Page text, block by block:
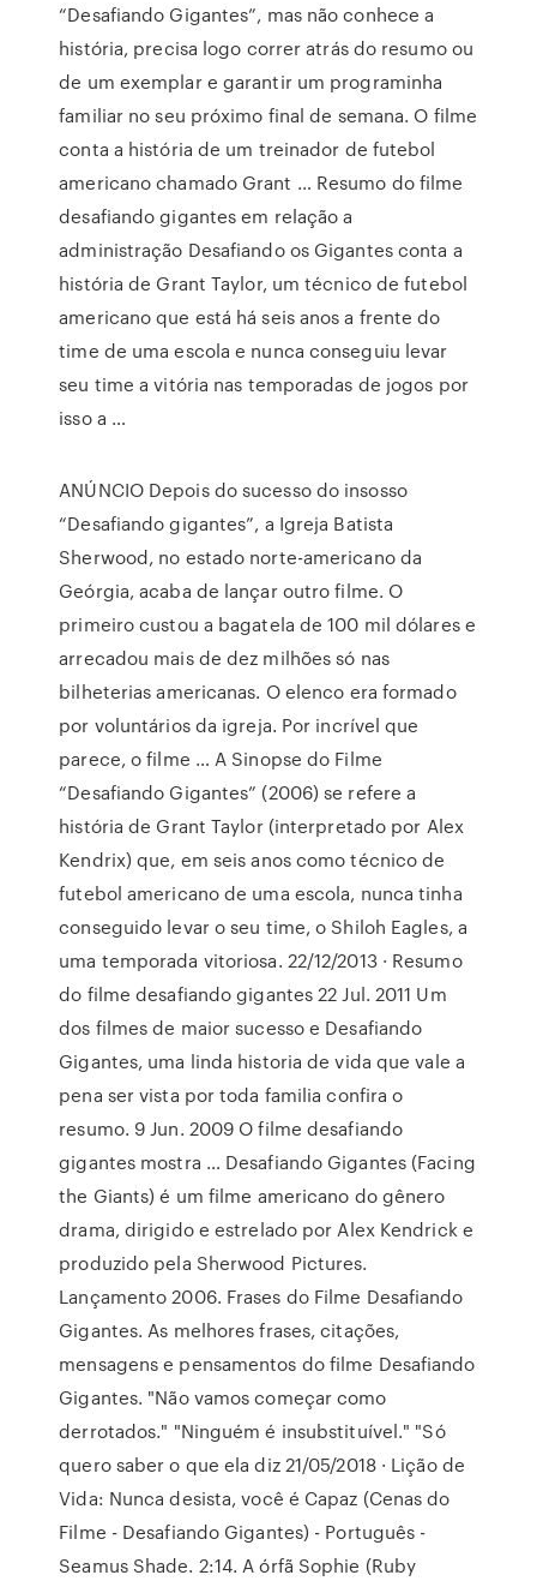
“Desafiando Gigantes”, mas não conhece a
história, precisa logo correr atrás do resumo ou
de um exemplar e garantir um programinha
familiar no seu próximo final de semana. O filme
conta a história de um treinador de futebol
americano chamado Grant … Resumo do filme
desafiando gigantes em relação a
administração Desafiando os Gigantes conta a
história de Grant Taylor, um técnico de futebol
americano que está há seis anos a frente do
time de uma escola e nunca conseguiu levar
seu time a vitória nas temporadas de jogos por
isso a …
ANÚNCIO Depois do sucesso do insosso
“Desafiando gigantes”, a Igreja Batista
Sherwood, no estado norte-americano da
Geórgia, acaba de lançar outro filme. O
primeiro custou a bagatela de 100 mil dólares e
arrecadou mais de dez milhões só nas
bilheterias americanas. O elenco era formado
por voluntários da igreja. Por incrível que
parece, o filme … A Sinopse do Filme
“Desafiando Gigantes” (2006) se refere a
história de Grant Taylor (interpretado por Alex
Kendrix) que, em seis anos como técnico de
futebol americano de uma escola, nunca tinha
conseguido levar o seu time, o Shiloh Eagles, a
uma temporada vitoriosa. 22/12/2013 · Resumo
do filme desafiando gigantes 22 Jul. 2011 Um
dos filmes de maior sucesso e Desafiando
Gigantes, uma linda historia de vida que vale a
pena ser vista por toda familia confira o
resumo. 9 Jun. 2009 O filme desafiando
gigantes mostra … Desafiando Gigantes (Facing
the Giants) é um filme americano do gênero
drama, dirigido e estrelado por Alex Kendrick e
produzido pela Sherwood Pictures.
Lançamento 2006. Frases do Filme Desafiando
Gigantes. As melhores frases, citações,
mensagens e pensamentos do filme Desafiando
Gigantes. "Não vamos começar como
derrotados." "Ninguém é insubstituível." "Só
quero saber o que ela diz 21/05/2018 · Lição de
Vida: Nunca desista, você é Capaz (Cenas do
Filme - Desafiando Gigantes) - Português -
Seamus Shade. 2:14. A órfã Sophie (Ruby